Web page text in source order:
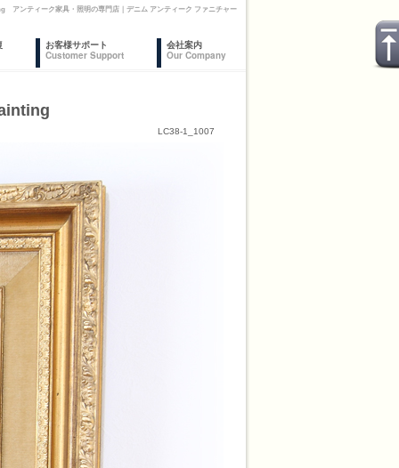
アンティーク家具・照明の専門店｜デニム アンティーク ファニチャー
お客様サポート
Customer Support
会社案内
Our Company
LC38-1_1007